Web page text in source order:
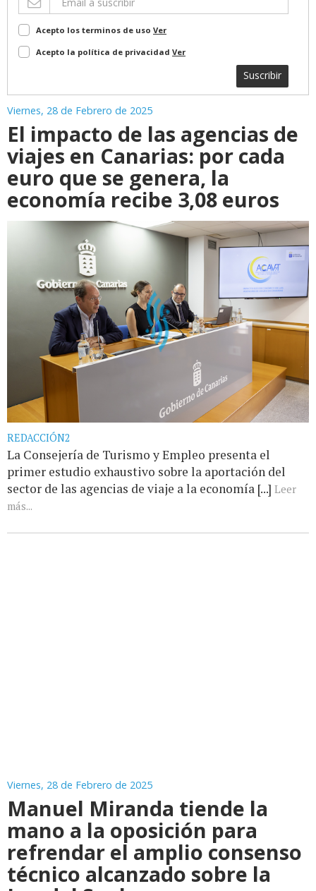
Acepto los terminos de uso Ver
Acepto la política de privacidad Ver
Suscribir
Viernes, 28 de Febrero de 2025
El impacto de las agencias de
viajes en Canarias: por cada
euro que se genera, la
economía recibe 3,08 euros
REDACCIÓN2
La Consejería de Turismo y Empleo presenta el
primer estudio exhaustivo sobre la aportación del
sector de las agencias de viaje a la economía [...] Leer
más...
Viernes, 28 de Febrero de 2025
Manuel Miranda tiende la
mano a la oposición para
refrendar el amplio consenso
técnico alcanzado sobre la